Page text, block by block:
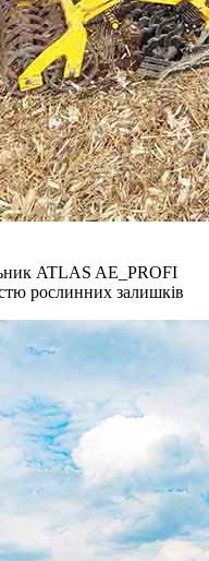
ATLAS AE_PROFI
рослинних залишків